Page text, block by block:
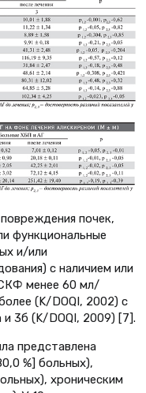
почек,
функциональные
и/или
с наличием или
менее 60 мл/
(K/DOQI, 2002) с
и 3б (K/DOQI, 2009) [7].
представлена
%] больных),
хроническим